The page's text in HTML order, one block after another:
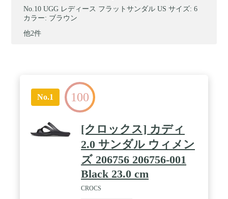
UGG レディース フラットサンダル US サイズ: 6
カラー: ブラウン
他2件
No.1 100
[クロックス] カディ
2.0 サンダル ウィメン
ズ 206756 206756-001
Black 23.0 cm
CROCS